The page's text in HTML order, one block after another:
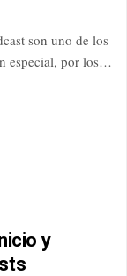
son uno de los
especial, por los…
y